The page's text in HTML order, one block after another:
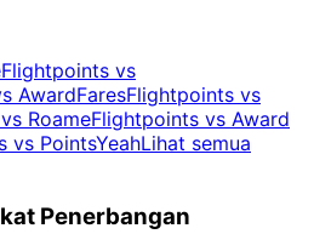
Flightpoints vs
AwardFaresFlightpoints vs
RoameFlightpoints vs Award
vs PointsYeahLihat semua
Penerbangan